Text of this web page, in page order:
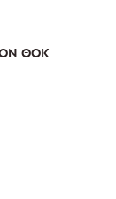
ΘΟΚ